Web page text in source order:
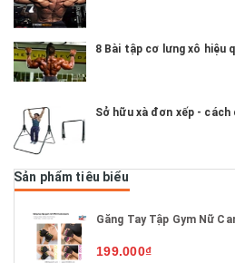
8 Bài tập cơ lưng xô hiệu
Sở hữu xà đơn xếp -
Sản phẩm tiêu biểu
Găng Tay Tập Gym Nữ
199.000₫